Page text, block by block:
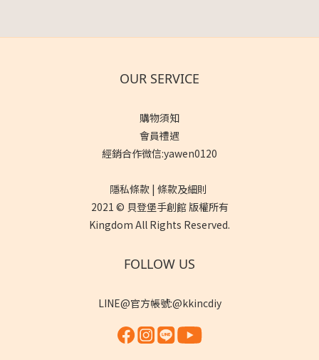
OUR SERVICE
購物須知
會員禮遇
經銷合作微信:yawen0120
隱私條款 | 條款及細則
2021 © 貝登堡手創館 版權所有
Kingdom All Rights Reserved.
FOLLOW US
LINE@官方帳號:@kkincdiy